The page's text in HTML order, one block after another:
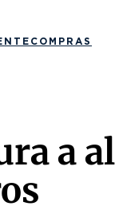
COMPRAS
a